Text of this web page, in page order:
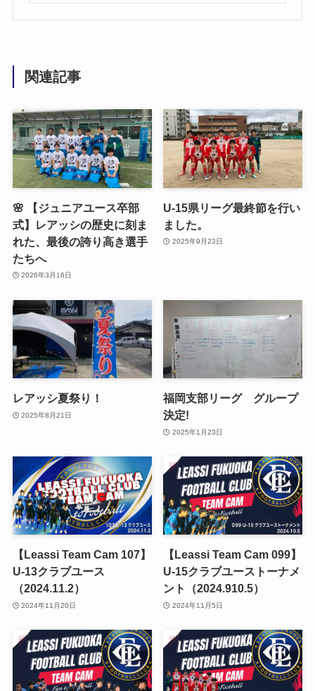
関連記事
🌸 【ジュニアユース卒部
式】レアッシの歴史に刻ま
れた、最後の誇り高き選手
たちへ
2026年3月16日
U-15県リーグ最終節を行い
ました。
2025年9月23日
レアッシ夏祭り！
2025年8月21日
福岡支部リーグ グループ
決定!
2025年1月23日
【Leassi Team Cam 107】
U-13クラブユース
（2024.11.2）
2024年11月20日
【Leassi Team Cam 099】
U-15クラブユーストーナメ
ント（2024.910.5）
2024年11月5日